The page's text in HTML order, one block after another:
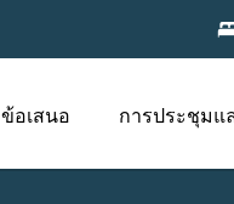
ข้อเสนอ การประชุมแ